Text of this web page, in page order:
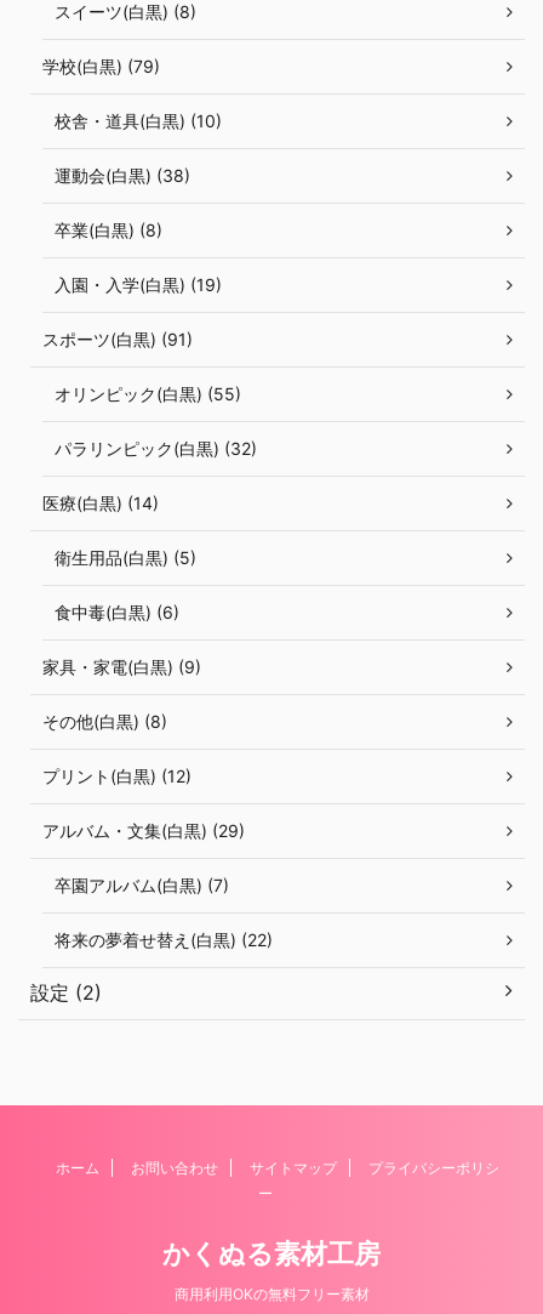
スイーツ(白黒) (8)
学校(白黒) (79)
校舎・道具(白黒) (10)
運動会(白黒) (38)
卒業(白黒) (8)
入園・入学(白黒) (19)
スポーツ(白黒) (91)
オリンピック(白黒) (55)
パラリンピック(白黒) (32)
医療(白黒) (14)
衛生用品(白黒) (5)
食中毒(白黒) (6)
家具・家電(白黒) (9)
その他(白黒) (8)
プリント(白黒) (12)
アルバム・文集(白黒) (29)
卒園アルバム(白黒) (7)
将来の夢着せ替え(白黒) (22)
設定 (2)
ホーム お問い合わせ サイトマップ
プライバシーポリシ
ー
かくぬる素材工房
商用利用OKの無料フリー素材